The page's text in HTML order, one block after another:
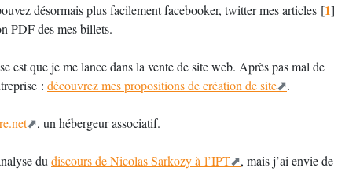
désormais plus facilement facebooker, twitter mes articles [1]
PDF des mes billets.
est que je me lance dans la vente de site web. Après pas mal de
: découvrez mes propositions de création de site .
, un hébergeur associatif.
du discours de Nicolas Sarkozy à l’IPT
, mais j’ai envie de